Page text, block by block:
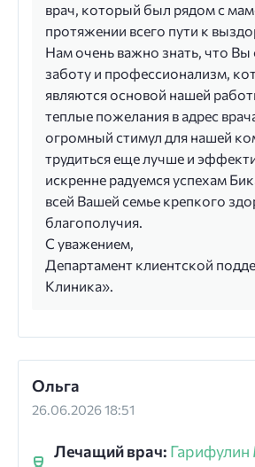
врач, который был рядом с
протяжении всего пути к
Нам очень важно знать, что Вы
заботу и профессионализм,
являются основой нашей
теплые пожелания в адрес
огромный стимул для нашей
трудиться еще лучше и
искренне радуемся успехам
всей Вашей семье крепкого
благополучия.
С уважением,
Департамент клиентской
Клиника».
Ольга
26.06.2026 18:51
Лечащий врач: